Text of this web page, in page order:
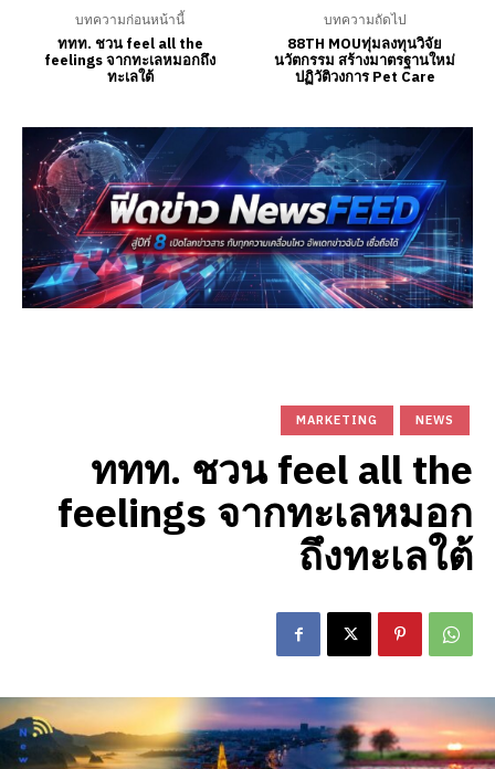
บทความก่อนหน้านี้
ททท. ชวน feel all the
feelings จากทะเลหมอกถึง
ทะเลใต้
บทความถัดไป
88TH MOUทุ่มลงทุนวิจัย
นวัตกรรม สร้างมาตรฐานใหม่
ปฏิวัติวงการ Pet Care